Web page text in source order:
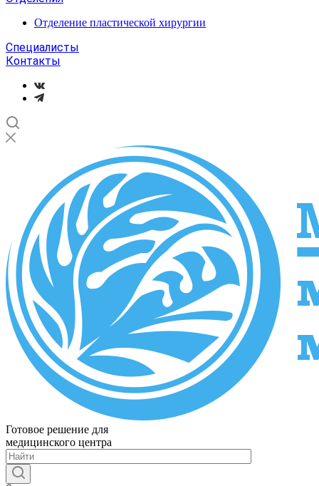
Отделение пластической хирургии
Специалисты
Контакты
Готовое решение для
медицинского центра